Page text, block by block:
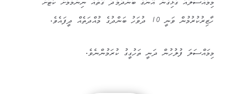
މިމައްސަލައާ ގުޅިގެން އޭނާގެ ބަންދާމެދު ގޮތެއް ނިންމުމަށް ކޯޓަށް
ހާޒިރުކުރުމުން ވަނީ 10 ދުވަހު ބަންދުގެ މުއްދަތެއް ދީފައެވެ.
މިމައްސަލަ ފުލުހުން ދަނީ ތަހުގީގު ކުރަމުންނެވެ.